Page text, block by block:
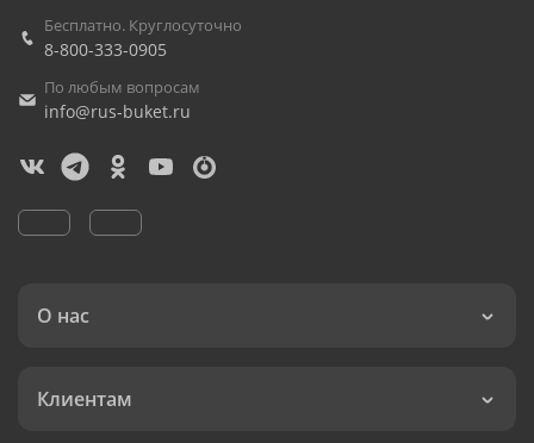
Бесплатно. Круглосуточно
8-800-333-0905
По любым вопросам
info@rus-buket.ru
О нас
Клиентам